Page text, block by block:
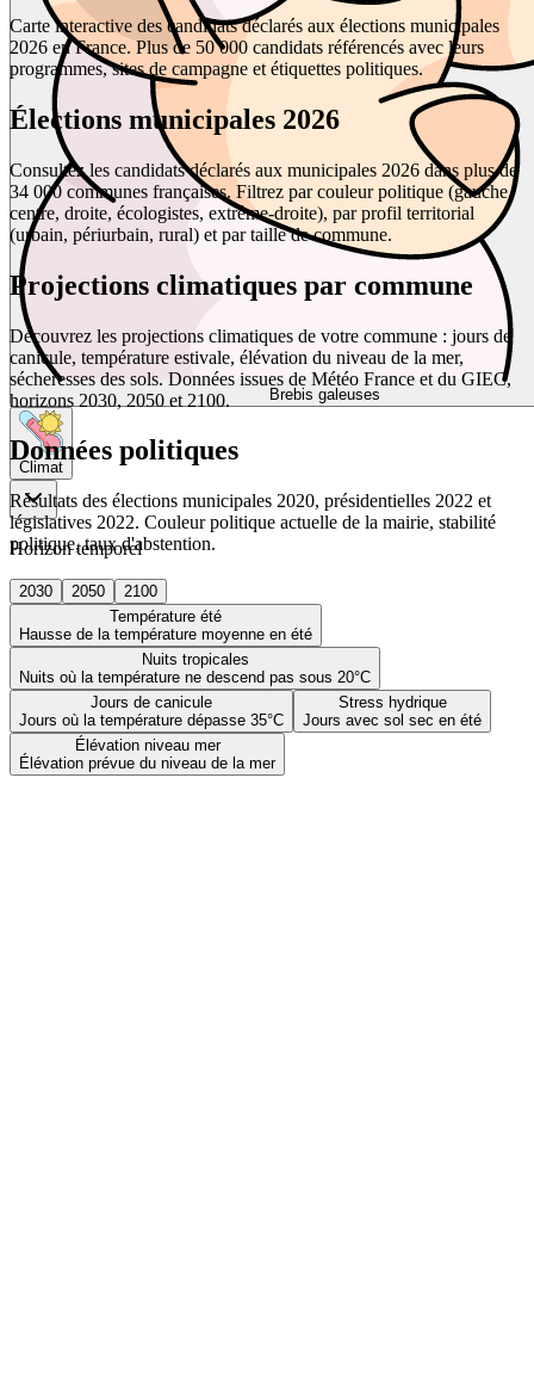
Brebis galeuses
Climat
Horizon temporel
2030 2050
2100
Température été
Hausse de la température moyenne en été
Nuits tropicales
Nuits où la température ne descend pas sous 20°C
Jours de canicule
Jours où la température dépasse 35°C
Stress hydrique
Jours avec sol sec en été
Élévation niveau mer
Élévation prévue du niveau de la mer
Carte interactive des candidats déclarés aux élections municipales
2026 en France. Plus de 50 000 candidats référencés avec leurs
programmes, sites de campagne et étiquettes politiques.
Élections municipales 2026
Consultez les candidats déclarés aux municipales 2026 dans plus de
34 000 communes françaises. Filtrez par couleur politique (gauche,
centre, droite, écologistes, extrême-droite), par profil territorial
(urbain, périurbain, rural) et par taille de commune.
Projections climatiques par commune
Découvrez les projections climatiques de votre commune : jours de
canicule, température estivale, élévation du niveau de la mer,
sécheresses des sols. Données issues de Météo France et du GIEC,
horizons 2030, 2050 et 2100.
Données politiques
Résultats des élections municipales 2020, présidentielles 2022 et
législatives 2022. Couleur politique actuelle de la mairie, stabilité
politique, taux d'abstention.